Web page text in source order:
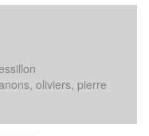
oliviers, pierre